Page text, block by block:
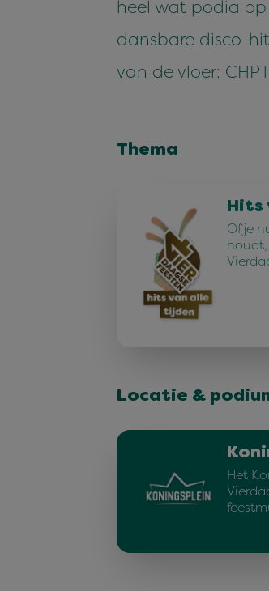
heel wat podia op
dansbare disco-
van de vloer:
Thema
Hits
Of je
houdt,
Locatie &
Het